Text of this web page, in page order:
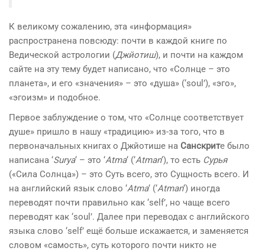
К великому сожалению, эта «информация»
распространена повсюду: почти в каждой книге по
Ведической астрологии (Джйотиш), и почти на каждом
сайте на эту тему будет написано, что «Солнце – это
планета», и его «значения» – это «душа» (‘soul’), «эго»,
«эгоизм» и подобное.
Первое заблуждение о том, что «Солнце соответствует
душе» пришло в нашу «традицию» из-за того, что в
первоначальных книгах о Джйотише на Санскрите было
написана ‘Surya‘ – это ‘Atma‘ (‘Atman‘), то есть Сурья
(«Сила Солнца») – это Суть всего, это Сущность всего. И
на английский язык слово ‘Atma‘ (‘Atman‘) иногда
переводят почти правильно как ‘self’, но чаще всего
переводят как ‘soul’. Далее при переводах с английского
языка слово ‘self’ ещё больше искажается, и заменяется
словом «самость», суть которого почти никто не